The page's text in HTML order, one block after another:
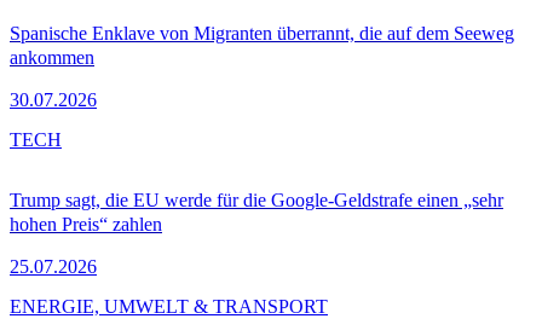
Spanische Enklave von Migranten überrannt, die auf dem Seeweg
ankommen
30.07.2026
Trump sagt, die EU werde für die Google-Geldstrafe einen „sehr
hohen Preis“ zahlen
25.07.2026
TECH
ENERGIE, UMWELT & TRANSPORT